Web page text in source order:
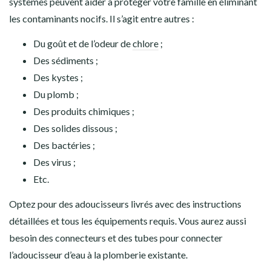
les contaminants nocifs. Il s’agit entre autres :
Du goût et de l’odeur dechlore ;
Des sédiments ;
Des kystes ;
Du plomb ;
Des produits chimiques ;
Des solides dissous ;
Des bactéries ;
Des virus ;
Etc.
Optez pour des adoucisseurs livrés avec des instructions
détaillées et tous les équipements requis. Vous aurez aussi
besoin des connecteurs et des tubes pour connecter
l’adoucisseur d’eau à la plomberie existante.